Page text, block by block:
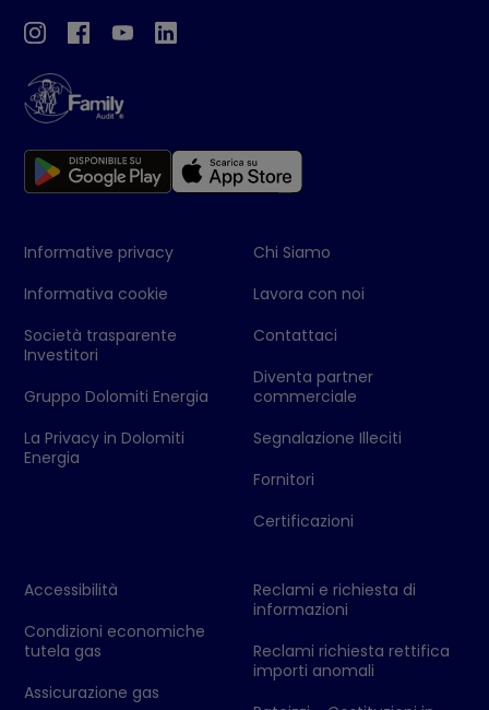
Informative privacy
Informativa cookie
Società trasparente
Investitori
Gruppo Dolomiti Energia
La Privacy in Dolomiti
Energia
Chi Siamo
Lavora con noi
Contattaci
Diventa partner
commerciale
Segnalazione Illeciti
Fornitori
Certificazioni
Accessibilità
Condizioni economiche
tutela gas
Assicurazione gas
Reclami e richiesta di
informazioni
Reclami richiesta rettifica
importi anomali